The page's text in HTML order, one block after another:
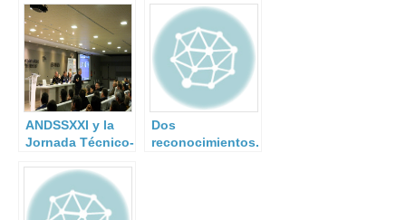
Privada.
ANDSSXXI y la
Jornada Técnico-
Directores y
Jefes de
Seguridad, III.
Dos
reconocimientos.